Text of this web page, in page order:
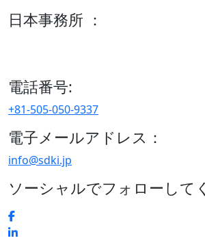
日本事務所 ：
電話番号:
+81-505-050-9337
電子メールアドレス：
info@sdki.jp
ソーシャルでフォローして